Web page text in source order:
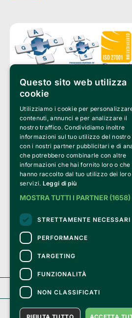
Clappit è un marchio di proprietà di:
Bemils Srl
a Socio Unico
Via Fosse Ardeatine, 4 -20092 Cinisello
PI 05589050961
Iscr. C.C.I.A.A. Milano R.E.A. 1833471
© 2010-2025 Bemils Srl - Tutti i diritti riservati
Credits:
Clappit è basato sulla piattaforma di
dall’Agenzia delle Entrate con protocollo n.
2025.
Su Clappit i tuoi acquisti ed i tuoi dati
sono sicuri e protetti da un certificato SSL
con crittografia a 128 bit.
Clappit
Help center
Questo sito web utilizza
cookie
Utilizziamo i cookie per
contenuti, annunci e per analizzare il
nostro traffico. Condividiamo inoltre
informazioni sul tuo utilizzo del nostro
con i nostri partner pubblicitari e di
che potrebbero combinarle con altre
informazioni che hai fornito loro o che
hanno raccolto dal tuo utilizzo dei loro
servizi. Leggi di più
MOSTRA TUTTI I PARTNER
STRETTAMENTE NECESSARI
PERFORMANCE
TARGETING
FUNZIONALITÀ
NON CLASSIFICATI